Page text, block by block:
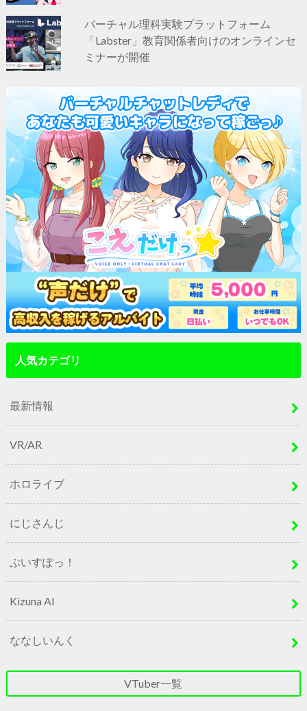
バーチャル理科実験プラットフォーム
「Labster」教育関係者向けのオンラインセ
ミナーが開催
人気カテゴリ
最新情報
VR/AR
ホロライブ
にじさんじ
ぶいすぽっ！
Kizuna AI
ななしいんく
VTuber一覧